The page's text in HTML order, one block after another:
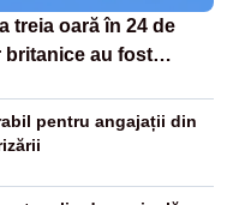
treia oară în 24 de
britanice au fost
pentru angajații din